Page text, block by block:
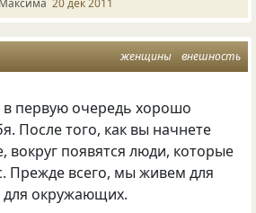
20 дек 2011
женщины внешность
первую очередь хорошо
После того, как вы начнете
вокруг появятся люди, которые
Прежде всего, мы живем для
для окружающих.